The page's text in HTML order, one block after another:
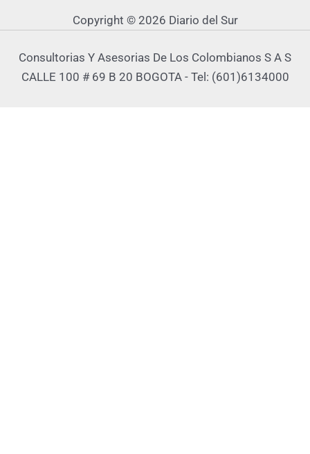
Copyright © 2026 Diario del Sur
Consultorias Y Asesorias De Los Colombianos S A S
CALLE 100 # 69 B 20 BOGOTA - Tel: (601)6134000